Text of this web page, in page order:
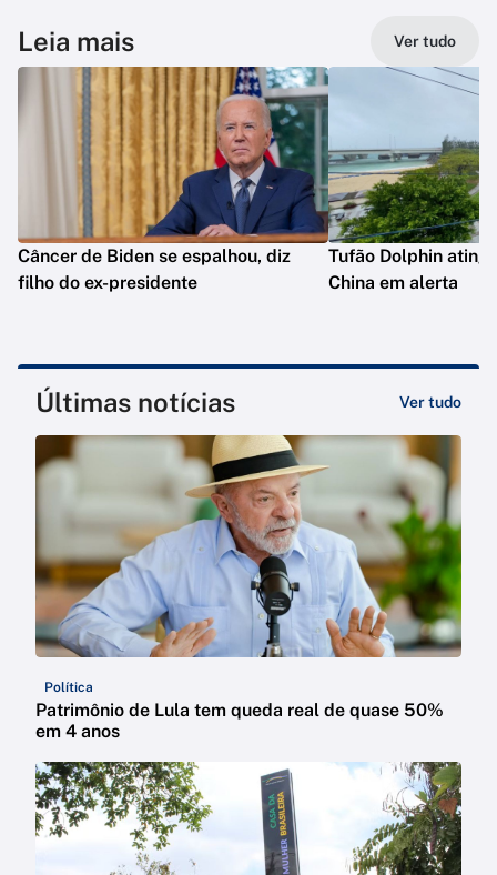
Leia mais Ver tudo
Câncer de Biden se espalhou, diz
filho do ex-presidente
Tufão Dolphin
China em alerta
Últimas notícias Ver tudo
Política
Patrimônio de Lula tem queda real de quase 50%
em 4 anos